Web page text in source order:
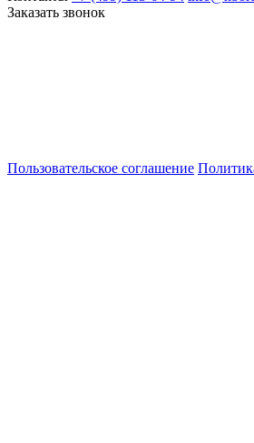
Заказать звонок
Пользовательское соглашение